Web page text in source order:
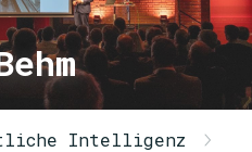
Intelligenz